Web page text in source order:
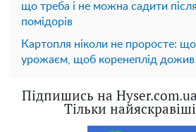
що треба і не можна садити
помідорів
Картопля ніколи не проросте:
урожаєм, щоб коренеплід дожив
Підпишись на
Тільки